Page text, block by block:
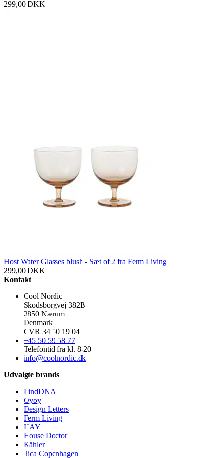
299,00 DKK
Host Water Glasses blush - Sæt of 2 fra Ferm Living
299,00 DKK
Kontakt
Cool Nordic
Skodsborgvej 382B
2850 Nærum
Denmark
CVR 34 50 19 04
+45 50 59 58 77
Telefontid fra kl. 8-20
info@coolnordic.dk
Udvalgte brands
LindDNA
Oyoy
Design Letters
Ferm Living
HAY
House Doctor
Kähler
Tica Copenhagen